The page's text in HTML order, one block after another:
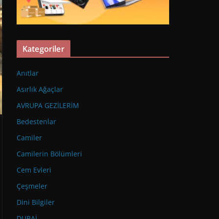
Kategoriler
Anıtlar
Asırlık Ağaçlar
AVRUPA GEZİLERİM
Bedestenlar
Camiler
Camilerin Bölümleri
Cem Evleri
Çeşmeler
Dini Bilgiler